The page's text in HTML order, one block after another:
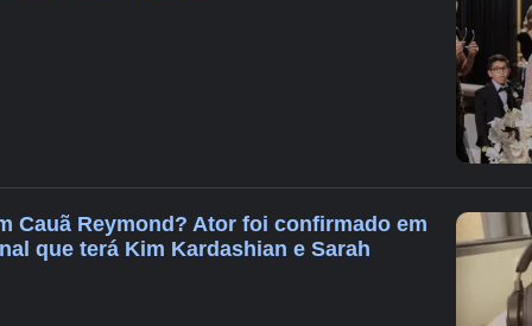
Cauã Reymond? Ator foi confirmado em
que terá Kim Kardashian e Sarah